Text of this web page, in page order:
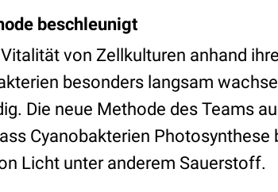
beschleunigt
von Zellkulturen anhand
besonders langsam
Die neue Methode des Teams
Cyanobakterien Photosynthese
Licht unter anderem Sauerstoff.